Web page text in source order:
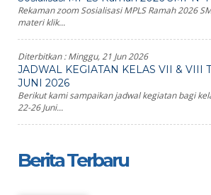
Rekaman zoom Sosialisasi MPLS Ramah 2026
materi klik...
Diterbitkan :Minggu, 21 Jun 2026
JADWAL KEGIATAN KELAS VII & VIII
JUNI 2026
Berikut kami sampaikan jadwal kegiatan bagi
22-26 Juni...
Berita Terbaru